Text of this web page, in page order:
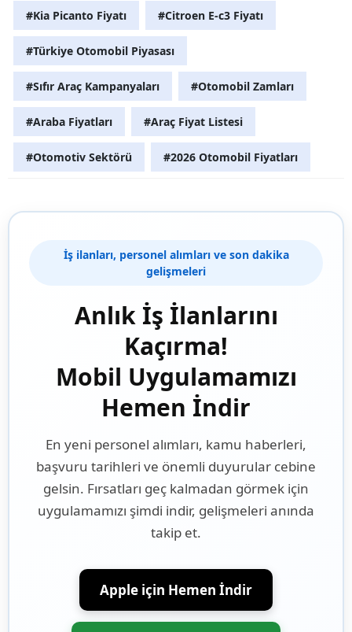
#Kia Picanto Fiyatı #Citroen E-c3 Fiyatı
#Türkiye Otomobil Piyasası
#Sıfır Araç Kampanyaları #Otomobil Zamları
#Araba Fiyatları #Araç Fiyat Listesi
#Otomotiv Sektörü #2026 Otomobil Fiyatları
İş ilanları, personel alımları ve son dakika
gelişmeleri
Anlık İş İlanlarını
Kaçırma!
Mobil Uygulamamızı
Hemen İndir
En yeni personel alımları, kamu haberleri,
başvuru tarihleri ve önemli duyurular cebine
gelsin. Fırsatları geç kalmadan görmek için
uygulamamızı şimdi indir, gelişmeleri anında
takip et.
Apple için Hemen İndir